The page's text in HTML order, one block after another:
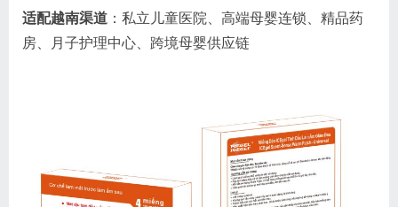
适配越南渠道 ：私立儿童医院、高端母婴连锁、精品药
房、月子护理中心、跨境母婴供应链